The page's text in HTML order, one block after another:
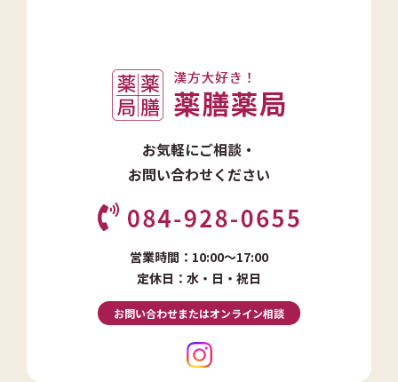
お気軽にご相談・
お問い合わせください
営業時間：10:00～17:00
定休日：水・日・祝日
お問い合わせまたはオンライン相談